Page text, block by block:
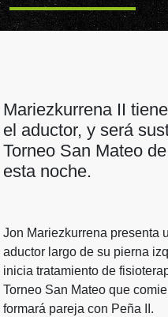
Mariezkurrena II
el aductor, y será
Torneo San Mateo
esta noche.
Jon Mariezkurrena presenta
aductor largo de su pierna
inicia tratamiento de
Torneo San Mateo que
formará pareja con Peña II.